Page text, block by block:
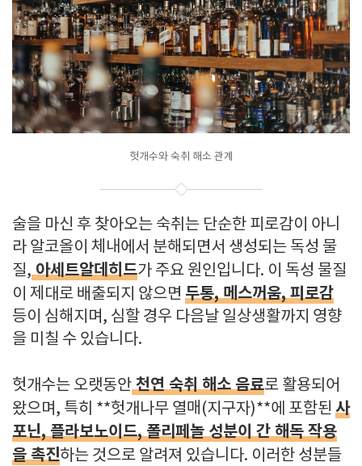
헛개수와 숙취 해소 관계
술을 마신 후 찾아오는 숙취는 단순한 피로감이 아니
라 알코올이 체내에서 분해되면서 생성되는 독성 물
질,아세트알데히드가 주요 원인입니다. 이 독성 물질
이 제대로 배출되지 않으면 두통, 메스꺼움, 피로감
등이 심해지며, 심할 경우 다음날 일상생활까지 영향
을 미칠 수 있습니다.
헛개수는 오랫동안천연 숙취 해소 음료로 활용되어
왔으며, 특히 **헛개나무 열매(지구자)**에 포함된 사
포닌, 플라보노이드, 폴리페놀 성분이 간 해독 작용
을 촉진하는 것으로 알려져 있습니다. 이러한 성분들